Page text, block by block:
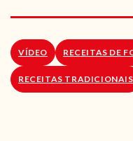
VÍDEO RECEITAS DE
RECEITAS TRADICIONAIS